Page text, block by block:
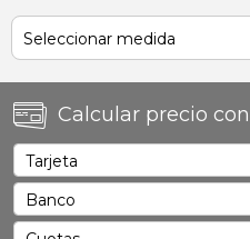
Calcular precio